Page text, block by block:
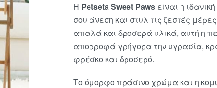
Η Petseta Sweet Paws είναι η
σου άνεση και στυλ τις ζεστές
απαλά και δροσερά υλικά, αυτή η
απορροφά γρήγορα την υγρασία,
φρέσκο και δροσερό.
Το όμορφο πράσινο χρώμα και η